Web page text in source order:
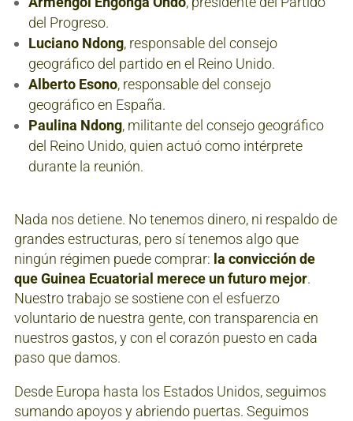
del Progreso.
Luciano Ndong, responsable del consejo
geográfico del partido en el Reino Unido.
Alberto Esono, responsable del consejo
geográfico en España.
Paulina Ndong, militante del consejo geográfico
del Reino Unido, quien actuó como intérprete
durante la reunión.
Nada nos detiene. No tenemos dinero, ni respaldo de
grandes estructuras, pero sí tenemos algo que
ningún régimen puede comprar: la convicción de
que Guinea Ecuatorial merece un futuro mejor.
Nuestro trabajo se sostiene con el esfuerzo
voluntario de nuestra gente, con transparencia en
nuestros gastos, y con el corazón puesto en cada
paso que damos.
Desde Europa hasta los Estados Unidos, seguimos
sumando apoyos y abriendo puertas. Seguimos